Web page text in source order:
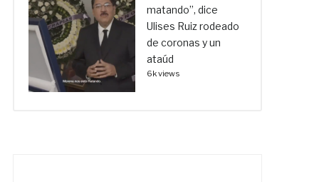
matando”, dice
Ulises Ruiz rodeado
de coronas y un
ataúd
6k views